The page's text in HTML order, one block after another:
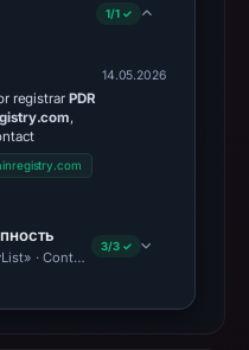
1/1 ✓
registrar PDR
,
14.05.2026
· Content Observed Unavailable
3/3 ✓